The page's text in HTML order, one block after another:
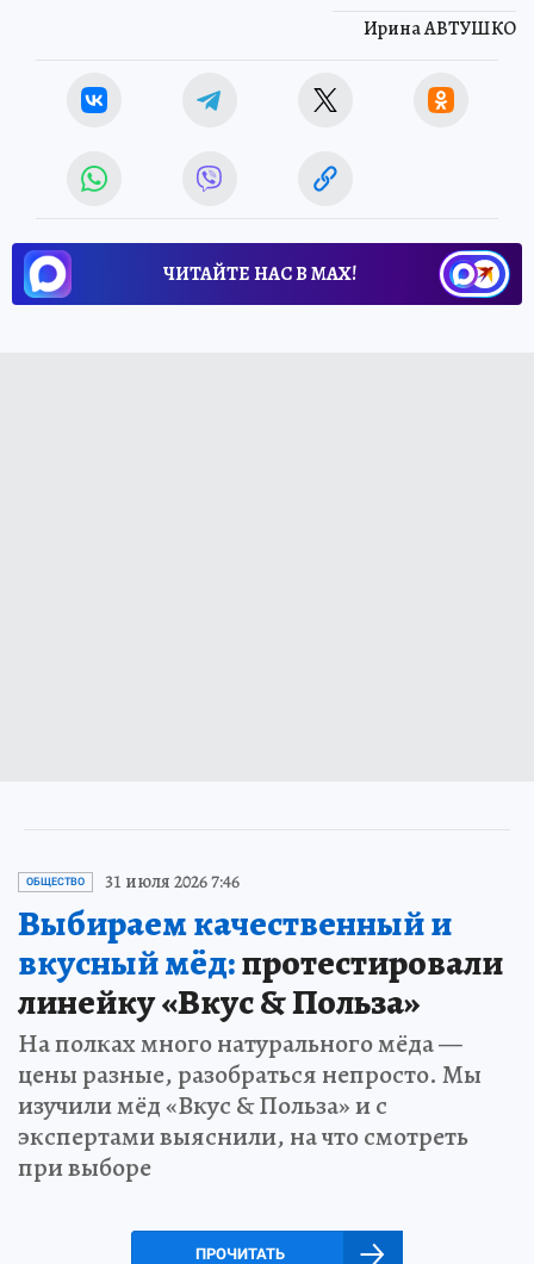
Ирина АВТУШКО
ЧИТАЙТЕ НАС В МАХ!
ОБЩЕСТВО 31 июля 2026 7:46
Выбираем качественный и
вкусный мёд:протестировали
линейку «Вкус & Польза»
На полках много натурального мёда —
цены разные, разобраться непросто. Мы
изучили мёд «Вкус & Польза» и с
экспертами выяснили, на что смотреть
при выборе
ПРОЧИТАТЬ